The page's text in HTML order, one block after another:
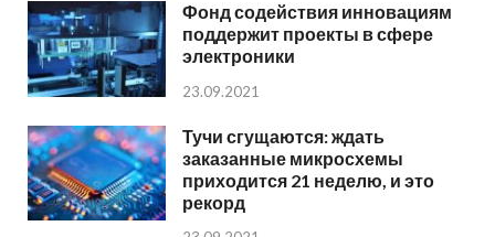
Фонд содействия инновациям
поддержит проекты в сфере
электроники
23.09.2021
Тучи сгущаются: ждать
заказанные микросхемы
приходится 21 неделю, и это
рекорд